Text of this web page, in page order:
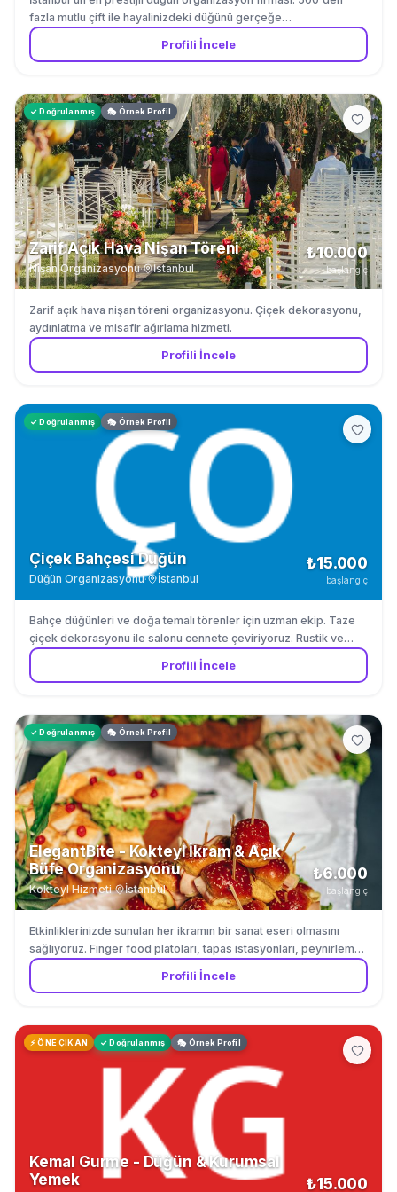
fazla mutlu çift ile hayalinizdeki düğünü gerçeğe
dönüştürüyoruz. Mekan seçiminden çiçek dekorasyonuna kadar
tüm detaylar bizden.
Profili İncele
✓ Doğrulanmış 🎭 Örnek Profil
Zarif Açık Hava Nişan Töreni
Nişan Organizasyonu· İstanbul
₺10.000
başlangıç
Zarif açık hava nişan töreni organizasyonu. Çiçek dekorasyonu,
aydınlatma ve misafir ağırlama hizmeti.
Profili İncele
✓ Doğrulanmış 🎭 Örnek Profil
Çiçek Bahçesi Düğün
Düğün Organizasyonu· İstanbul
₺15.000
başlangıç
Bahçe düğünleri ve doğa temalı törenler için uzman ekip. Taze
çiçek dekorasyonu ile salonu cennete çeviriyoruz. Rustik ve
romantik düğünlerde uzmanız.
Profili İncele
✓ Doğrulanmış 🎭 Örnek Profil
ElegantBite - Kokteyl İkram & Açık
Büfe Organizasyonu
Kokteyl Hizmeti· İstanbul
₺6.000
başlangıç
Etkinliklerinizde sunulan her ikramın bir sanat eseri olmasını
sağlıyoruz. Finger food platoları, tapas istasyonları, peynirleme-
şarküteri tabakları ve özel tatlı köşeleri ile misafirlerinize kokteyl
saatinin tadını çıkartıyoruz. Düğün, gala gecesi, kurumsal kokteyl
Profili İncele
⚡ ÖNE ÇIKAN ✓ Doğrulanmış 🎭 Örnek Profil
Kemal Gurme - Düğün & Kurumsal
Yemek
₺15.000